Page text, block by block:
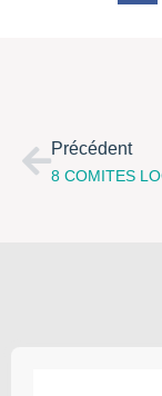
Précédent